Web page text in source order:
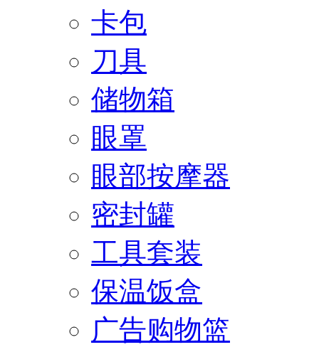
卡包
刀具
储物箱
眼罩
眼部按摩器
密封罐
工具套装
保温饭盒
广告购物篮